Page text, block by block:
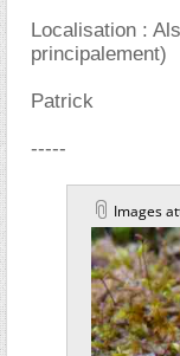
Localisation :
principalement)
Patrick
-----
Images